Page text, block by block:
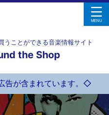
うことができる音楽情報サイト
the Shop
告が含まれています。◇